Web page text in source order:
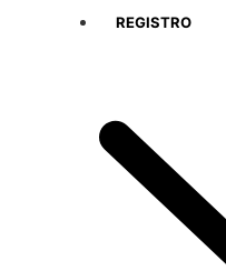
REGISTRO